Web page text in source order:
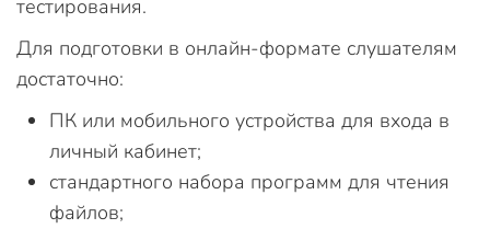
тестирования.
Для подготовки в онлайн-формате слушателям
достаточно:
ПК или мобильного устройства для входа в
личный кабинет;
стандартного набора программ для чтения
файлов;